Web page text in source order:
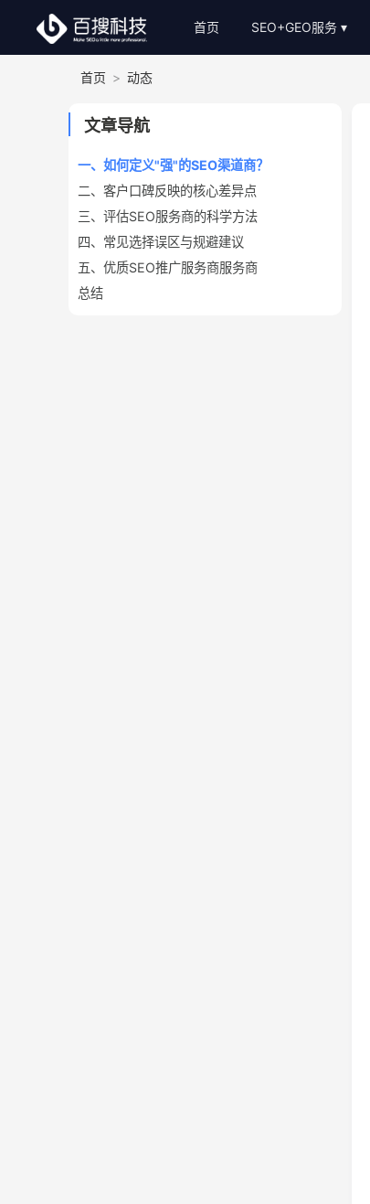
首页 SEO+GEO服务
首页 > 动态
文章导航
一、如何定义"强"的SEO渠道商？
二、客户口碑反映的核心差异点
三、评估SEO服务商的科学方法
四、常见选择误区与规避建议
五、优质SEO推广服务商服务商
总结